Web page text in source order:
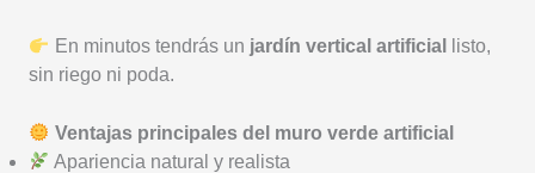
En minutos tendrás un jardín vertical artificial
listo,
sin riego ni poda.
Ventajas principales del muro verde artificial
Apariencia natural y realista